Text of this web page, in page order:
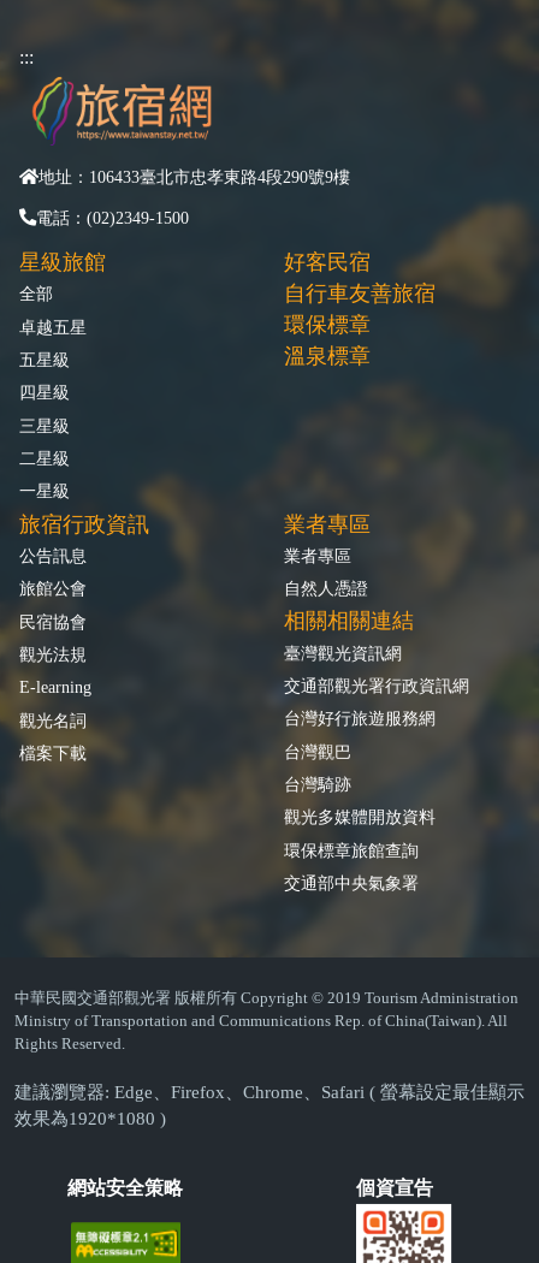
:::
地址：106433臺北市忠孝東路4段290號9樓
電話：(02)2349-1500
星級旅館
全部
卓越五星
五星級
四星級
三星級
二星級
一星級
好客民宿
自行車友善旅宿
環保標章
溫泉標章
旅宿行政資訊
公告訊息
旅館公會
民宿協會
觀光法規
E-learning
觀光名詞
檔案下載
業者專區
業者專區
自然人憑證
相關相關連結
臺灣觀光資訊網
交通部觀光署行政資訊網
台灣好行旅遊服務網
台灣觀巴
台灣騎跡
觀光多媒體開放資料
環保標章旅館查詢
交通部中央氣象署
中華民國交通部觀光署 版權所有 Copyright © 2019 Tourism Administration
Ministry of Transportation and Communications Rep. of China(Taiwan). All
Rights Reserved.
建議瀏覽器: Edge、Firefox、Chrome、Safari ( 螢幕設定最佳顯示
效果為1920*1080 )
網站安全策略 個資宣告